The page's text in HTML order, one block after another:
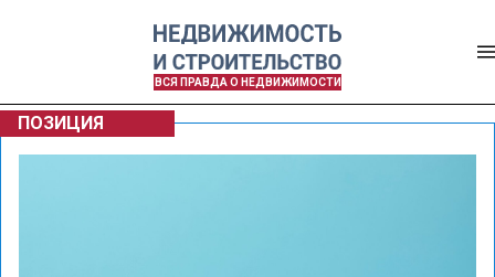
ВСЯ ПРАВДА О НЕДВИЖИМОСТИ
ПОЗИЦИЯ